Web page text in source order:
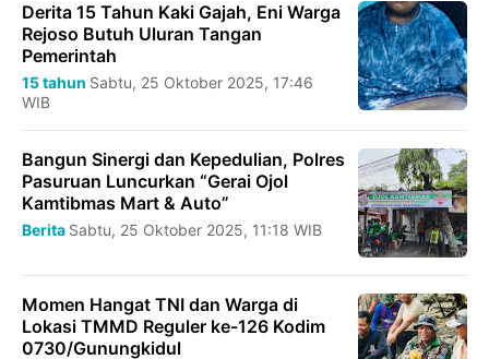
Derita 15 Tahun Kaki Gajah, Eni Warga
Rejoso Butuh Uluran Tangan
Pemerintah
15 tahun Sabtu, 25 Oktober 2025, 17:46
WIB
Bangun Sinergi dan Kepedulian, Polres
Pasuruan Luncurkan “Gerai Ojol
Kamtibmas Mart & Auto”
Berita Sabtu, 25 Oktober 2025, 11:18 WIB
Momen Hangat TNI dan Warga di
Lokasi TMMD Reguler ke-126 Kodim
0730/Gunungkidul